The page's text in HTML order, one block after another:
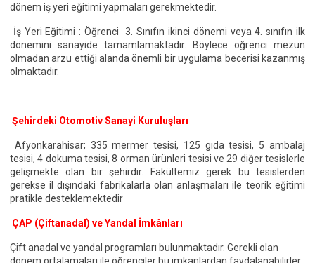
dönem iş yeri eğitimi yapmaları gerekmektedir.
İş Yeri Eğitimi : Öğrenci 3. Sınıfın ikinci dönemi veya 4. sınıfın ilk
dönemini sanayide tamamlamaktadır. Böylece öğrenci mezun
olmadan arzu ettiği alanda önemli bir uygulama becerisi kazanmış
olmaktadır.
Şehirdeki Otomotiv Sanayi Kuruluşları
Afyonkarahisar; 335 mermer tesisi, 125 gıda tesisi, 5 ambalaj
tesisi, 4 dokuma tesisi, 8 orman ürünleri tesisi ve 29 diğer tesislerle
gelişmekte olan bir şehirdir. Fakültemiz gerek bu tesislerden
gerekse il dışındaki fabrikalarla olan anlaşmaları ile teorik eğitimi
pratikle desteklemektedir
ÇAP (Çiftanadal) ve Yandal İmkânları
Çift anadal ve yandal programları bulunmaktadır. Gerekli olan